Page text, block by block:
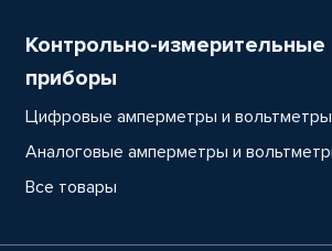
Контрольно-измерительные
приборы
Цифровые амперметры и вольтметры
Аналоговые амперметры и
Все товары